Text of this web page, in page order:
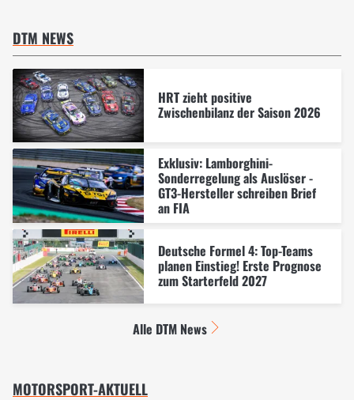
DTM NEWS
HRT zieht positive
Zwischenbilanz der Saison 2026
Exklusiv: Lamborghini-
Sonderregelung als Auslöser -
GT3-Hersteller schreiben Brief
an FIA
Deutsche Formel 4: Top-Teams
planen Einstieg! Erste Prognose
zum Starterfeld 2027
Alle DTM News
MOTORSPORT-AKTUELL